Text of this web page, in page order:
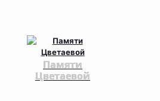
Памяти
Цветаевой